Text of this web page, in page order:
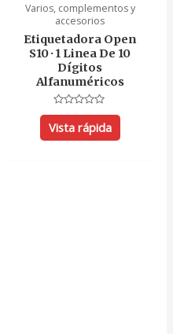
Varios, complementos y
accesorios
Etiquetadora Open
S10 · 1 Linea De 10
Dígitos
Alfanuméricos
Valorado
con
0
de
Vista rápida